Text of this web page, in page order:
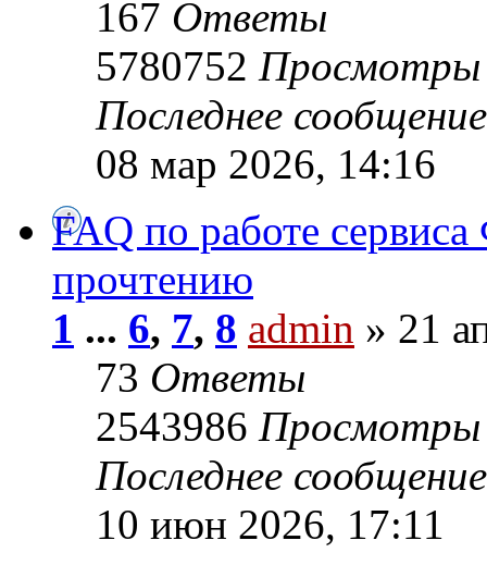
167 Ответы
5780752 Просмотры
Последнее
08 мар 2026, 14:16
FAQ по работе
прочтению
1 ... 6, 7, 8 admin » 21
73 Ответы
2543986 Просмотры
Последнее
10 июн 2026, 17:11